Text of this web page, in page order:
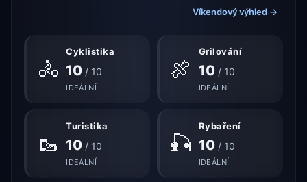
Víkendový výhled →
🚴
Cyklistika
10 / 10
IDEÁLNÍ
🍖
Grilování
10/ 10
IDEÁLNÍ
🥾
Turistika
10 / 10
IDEÁLNÍ
🎣
Rybaření
10/ 10
IDEÁLNÍ